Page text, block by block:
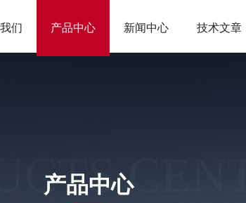
们 产品中心 新闻中心 技术文章
产品中心